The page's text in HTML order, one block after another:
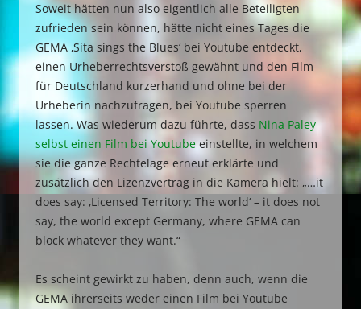
Soweit hätten nun also eigentlich alle Beteiligten
zufrieden sein können, hätte nicht eines Tages die
GEMA ‚Sita sings the Blues‘ bei Youtube entdeckt,
einen Urheberrechtsverstoß gewähnt und den Film
für Deutschland kurzerhand und ohne bei der
Urheberin nachzufragen, bei Youtube sperren
lassen. Was wiederum dazu führte, dass Nina Paley
selbst einen Film bei Youtubeeinstellte, in welchem
sie die ganze Rechtelage erneut erklärte und
zusätzlich den Lizenzvertrag in die Kamera hielt: „…it
does say: ‚Licensed Territory: The world‘ – it does not
say, the world except Germany, where GEMA can
block whatever they want.“
Es scheint gewirkt zu haben, denn auch, wenn die
GEMA ihrerseits weder einen Film bei Youtube